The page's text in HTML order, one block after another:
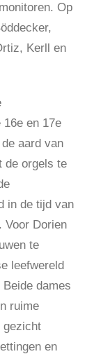
Op
Kerll en
en 17e
aard van
de orgels te
in de tijd van
Voor Dorien
te
leefwereld
dames
ruime
gezicht
en